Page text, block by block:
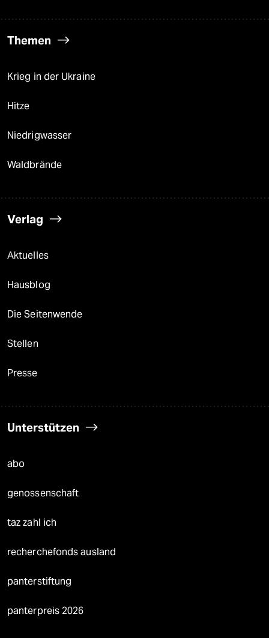
Themen
Krieg in der Ukraine
Hitze
Niedrigwasser
Waldbrände
Verlag
Aktuelles
Hausblog
Die Seitenwende
Stellen
Presse
Unterstützen
abo
genossenschaft
taz zahl ich
recherchefonds ausland
panterstiftung
panterpreis 2026